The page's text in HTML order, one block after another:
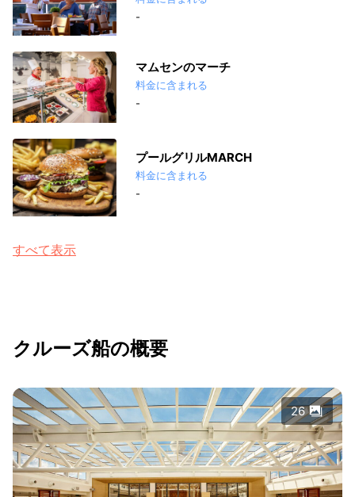
-
マムセンのマーチ
料金に含まれる
-
プールグリルMARCH
料金に含まれる
-
すべて表示
クルーズ船の概要
26